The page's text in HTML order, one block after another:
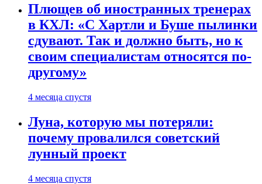
Плющев об иностранных тренерах
в КХЛ: «С Хартли и Буше пылинки
сдувают. Так и должно быть, но к
своим специалистам относятся по-
другому»
4 месяца спустя
Луна, которую мы потеряли:
почему провалился советский
лунный проект
4 месяца спустя